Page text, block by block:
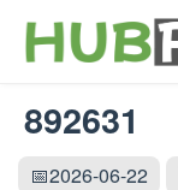
892631
📅2026-06-22